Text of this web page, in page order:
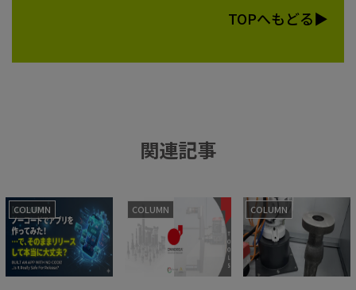
TOPへもどる▶
関連記事
COLUMN COLUMN COLUMN